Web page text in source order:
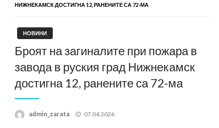
НИЖНЕКАМСК ДОСТИГНА 12, РАНЕНИТЕ СА 72-МА
НОВИНИ
Броят на загиналите при пожара в
завода в руския град Нижнекамск
достигна 12, ранените са 72-ма
admin_zarata
Posted
07.04.2026